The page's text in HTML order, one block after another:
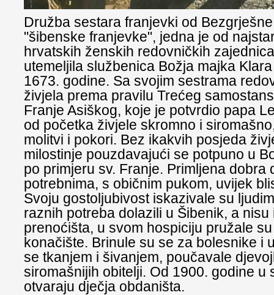
Družba sestara franjevki od
"šibenske franjevke", jedna je od
hrvatskih ženskih redovničkih
utemeljila službenica Božja majka
1673. godine. Sa svojim sestrama
živjela prema pravilu Trećeg
Franje Asiškog, koje je potvrdio papa
od početka živjele skromno i
molitvi i pokori. Bez ikakvih posjeda
milostinje pouzdavajući se potpuno u
po primjeru sv. Franje. Primljena dobra
potrebnima, s običnim pukom, uvijek
Svoju gostoljubivost iskazivale su
raznih potreba dolazili u Šibenik, a nisu
prenoćišta, u svom hospiciju pružale
konačište. Brinule su se za bolesnike i
se tkanjem i šivanjem, poučavale
siromašnijih obitelji. Od 1900. godine u
otvaraju dječja obdaništa.